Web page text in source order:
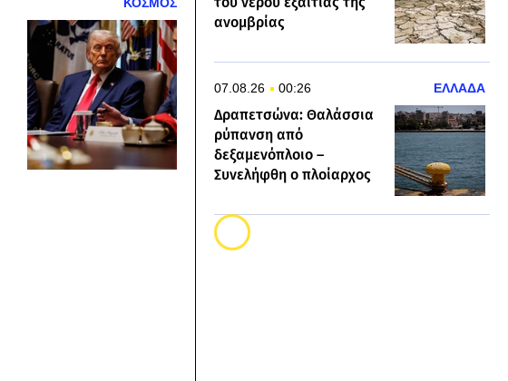
ανομβρίας
07.08.26 00:26 ΕΛΛΑΔΑ
Δραπετσώνα: Θαλάσσια
ρύπανση από
δεξαμενόπλοιο –
Συνελήφθη ο πλοίαρχος